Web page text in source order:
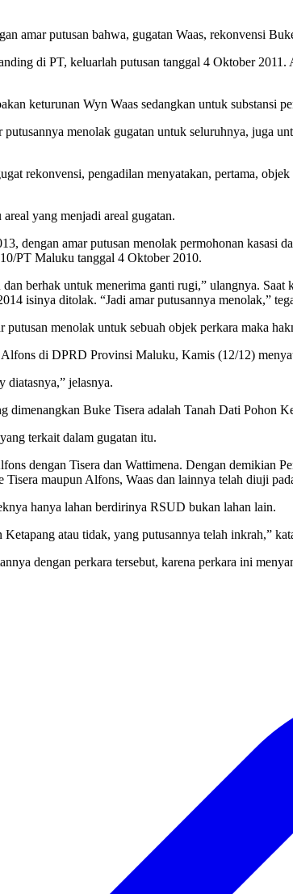
amar putusan bahwa, gugatan Waas, rekonvensi
di PT, keluarlah putusan tanggal 4 Oktober 2011.
keturunan Wyn Waas sedangkan untuk substansi
menolak gugatan untuk seluruhnya, juga
rekonvensi, pengadilan menyatakan, pertama,
yang menjadi areal gugatan.
dengan amar putusan menolak permohonan kasasi
PT Maluku tanggal 4 Oktober 2010.
berhak untuk menerima ganti rugi,” ulangnya.
isinya ditolak. “Jadi amar putusannya menolak,”
menolak untuk sebuah objek perkara maka
di DPRD Provinsi Maluku, Kamis (12/12)
diatasnya,” jelasnya.
dimenangkan Buke Tisera adalah Tanah Dati Pohon
terkait dalam gugatan itu.
dengan Tisera dan Wattimena. Dengan demikian
maupun Alfons, Waas dan lainnya telah diuji
hanya lahan berdirinya RSUD bukan lahan lain.
atau tidak, yang putusannya telah inkrah,”
dengan perkara tersebut, karena perkara ini